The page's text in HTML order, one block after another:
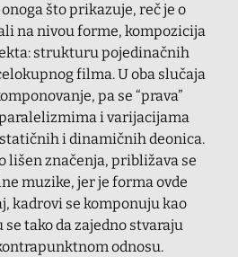
što prikazuje, reč je o
na nivou forme, kompozicija
strukturu pojedinačnih
filma. U oba slučaja
pa se “prava”
i varijacijama
i dinamičnih deonica.
lišen značenja, približava se
muzike, jer je forma ovde
kadrovi se komponuju kao
tako da zajedno stvaraju
odnosu.